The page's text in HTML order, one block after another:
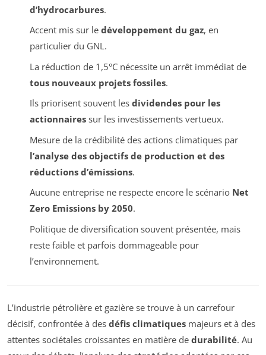
d’hydrocarbures.
Accent mis sur le développement du gaz, en
particulier du GNL.
La réduction de 1,5°C nécessite un arrêt immédiat de
tous nouveaux projets fossiles.
Ils priorisent souvent les dividendes pour les
actionnairessur les investissements vertueux.
Mesure de la crédibilité des actions climatiques par
l’analyse des objectifs de production et des
réductions d’émissions.
Aucune entreprise ne respecte encore le scénario Net
Zero Emissions by 2050.
Politique de diversification souvent présentée, mais
reste faible et parfois dommageable pour
l’environnement.
L’industrie pétrolière et gazière se trouve à un carrefour
décisif, confrontée à des défis climatiques majeurs et à des
attentes sociétales croissantes en matière de durabilité. Au